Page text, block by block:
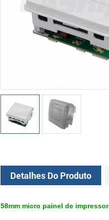
Detalhes Do Produto
58mm micro painel de